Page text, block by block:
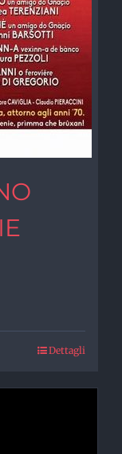
Dettagli